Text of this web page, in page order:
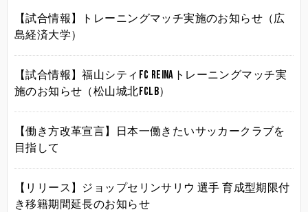
【試合情報】トレーニングマッチ実施のお知らせ（広
島経済大学）
【試合情報】福山シティFC Reinaトレーニングマッチ実
施のお知らせ（松山城北FCLB）
【働き方改革宣言】日本一働きたいサッカークラブを
目指して
【リリース】ジョップセリンサリウ 選手 育成型期限付
き移籍期間延長のお知らせ